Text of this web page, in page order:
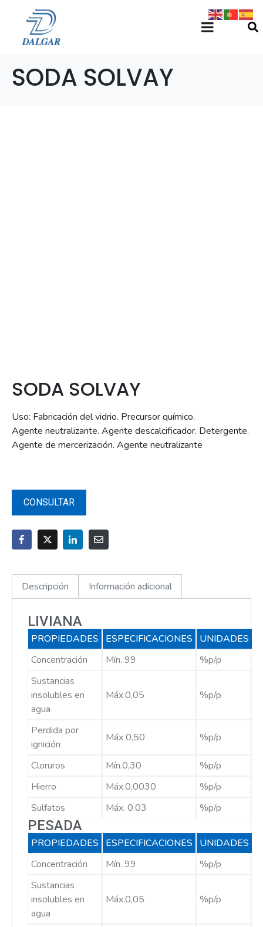
SODA SOLVAY
SODA SOLVAY
Uso: Fabricación del vidrio. Precursor químico.
Agente neutralizante. Agente descalcificador. Detergente.
Agente de mercerización. Agente neutralizante
CONSULTAR
Descripción Información adicional
LIVIANA
PROPIEDADES ESPECIFICACIONES
UNIDADES
Concentración
Mín. 99
%p/p
Sustancias
insolubles en
agua
Máx.0,05 %p/p
Perdida por
ignición
Máx 0,50 %p/p
Cloruros Mín.0,30
%p/p
Hierro
Máx.0,0030
%p/p
Sulfatos
Máx. 0.03 %p/p
PESADA
PROPIEDADES ESPECIFICACIONES
UNIDADES
Concentración
Mín. 99
%p/p
Sustancias
insolubles en
agua
Máx.0,05 %p/p